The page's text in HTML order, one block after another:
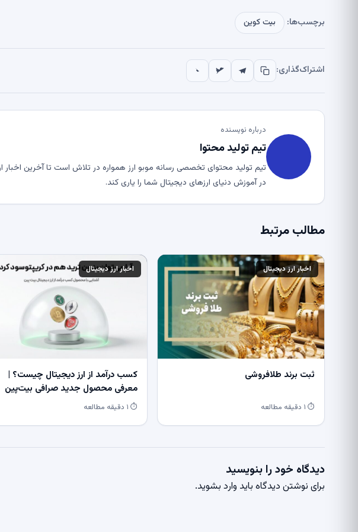
برچسب‌ها: بیت کوین
اشتراک‌گذاری:
درباره نویسنده
تیم تولید محتوا
تیم تولید محتوای تخصصی رسانه موبو ارز همواره در تلاش است تا آخرین اخبار
در آموزش دنیای ارزهای دیجیتال شما را یاری کند.
مطالب مرتبط
اخبار ارز دیجیتال
ثبت برند طلافروشی
⏱ ۱ دقیقه مطالعه
اخبار ارز دیجیتال
کسب درآمد از ارز دیجیتال چیست؟ |
معرفی محصول جدید صرافی بیت‌پین
⏱ ۱ دقیقه مطالعه
دیدگاه خود را بنویسید
برای نوشتن دیدگاه باید وارد بشوید.